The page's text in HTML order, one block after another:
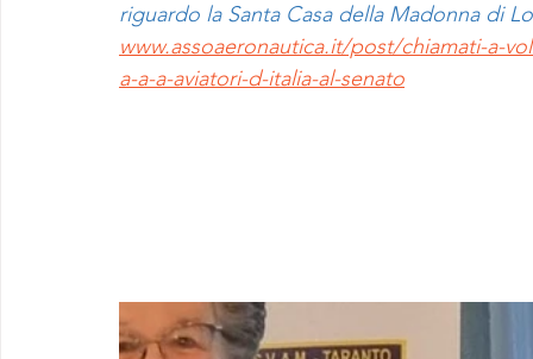
riguardo la Santa Casa della Madonna di
www.assoaeronautica.it/post/chiamati-a-
a-a-a-aviatori-d-italia-al-senato